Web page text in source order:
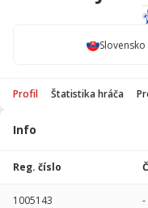
Slovensko
Profil Štatistika hráča
Info
Reg. číslo
1005143 -
Štatistika